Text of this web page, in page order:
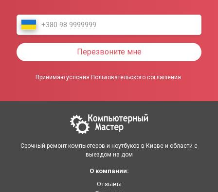
Перезвоните мне
Принимаю условия Пользовательского соглашения.
Срочный ремонт компьютеров и ноутбуков в Киеве и области с
выездом на дом
О компании:
Отзывы